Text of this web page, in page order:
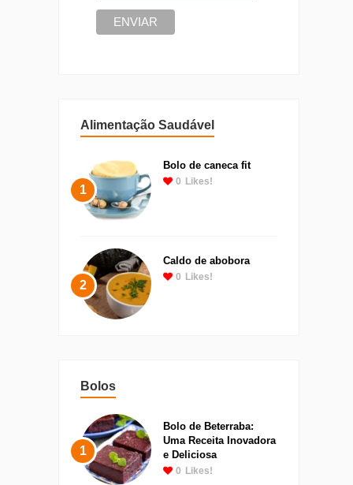
Alimentação Saudável
1
Bolo de caneca fit
0 Likes!
2
Caldo de abobora
0 Likes!
Bolos
1
Bolo de Beterraba:
Uma Receita Inovadora
e Deliciosa
0 Likes!